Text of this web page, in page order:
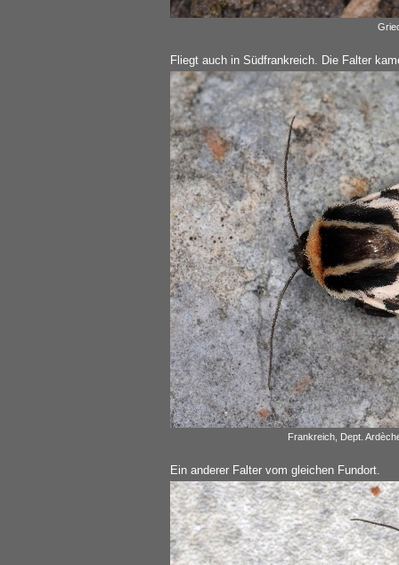
Fliegt auch in Südfrankreich. Die Falter
Frankreich, Dept.
Ein anderer Falter vom gleichen Fundort.